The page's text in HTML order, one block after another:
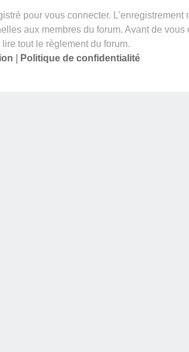
pour vous connecter.
aux membres du forum. Avant de
tout le règlement du forum.
Politique de confidentialité